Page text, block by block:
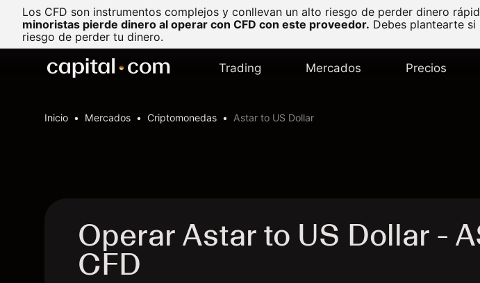
Los CFD son instrumentos complejos y conllevan un alto riesgo de perder dinero
minoristas pierde dinero al operar con CFD con este proveedor. Debes plantearte
riesgo de perder tu dinero.
Trading Mercados Precios
Inicio Mercados Criptomonedas Astar to US Dollar
Operar Astar to US Dollar -
CFD